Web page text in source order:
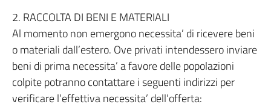
2. RACCOLTA DI BENI E MATERIALI
Al momento non emergono necessita’ di ricevere beni
o materiali dall’estero. Ove privati intendessero inviare
beni di prima necessita’ a favore delle popolazioni
colpite potranno contattare i seguenti indirizzi per
verificare l’effettiva necessita’ dell’offerta: